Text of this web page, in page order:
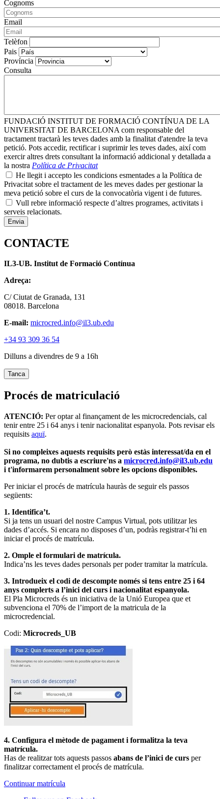
Cognoms
Email
Telèfon
Pais
Província
Consulta
FUNDACIÓ INSTITUT DE FORMACIÓ CONTÍNUA DE LA
UNIVERSITAT DE BARCELONA com responsable del
tractament tractarà les teves dades amb la finalitat d'atendre la teva
petició. Pots accedir, rectificar i suprimir les teves dades, així com
exercir altres drets consultant la informació addicional y detallada a
la nostra Política de Privacitat
He llegit i accepto les condicions esmentades a la Política de
Privacitat sobre el tractament de les meves dades per gestionar la
meva petició sobre el curs de la convocatòria vigent i de futures.
Vull rebre informació respecte d’altres programes, activitats i
serveis relacionats.
CONTACTE
IL3-UB. Institut de Formació Contínua
Adreça:
C/ Ciutat de Granada, 131
08018. Barcelona
E-mail: microcred.info@il3.ub.edu
+34 93 309 36 54
Dilluns a divendres de 9 a 16h
Tanca
Procés de matriculació
ATENCIÓ: Per optar al finançament de les microcredencials, cal
tenir entre 25 i 64 anys i tenir nacionalitat espanyola. Pots revisar els
requisits aquï.
Si no compleixes aquests requisits però estàs interessat/da en el
programa, no dubtis a escriure'ns a microcred.info@il3.ub.edu
i t'informarem personalment sobre les opcions disponibles.
Per iniciar el procés de matrícula hauràs de seguir els passos
següents:
1. Identifica’t.
Si ja tens un usuari del nostre Campus Virtual, pots utilitzar les
dades d’accés. Si encara no disposes d’un, podràs registrar-t’hi en
iniciar el procés de matrícula.
2. Omple el formulari de matrícula.
Indica’ns les teves dades personals per poder tramitar la matrícula.
3. Introdueix el codi de descompte només si tens entre 25 i 64
anys complerts a l’inici del curs i nacionalitat espanyola.
El Pla Microcreds és un iniciativa de la Unió Europea que et
subvenciona el 70% de l’import de la matricula de la
microcredencial.
Codi: Microcreds_UB
4. Configura el mètode de pagament i formalitza la teva
matrícula.
Has de realitzar tots aquests passos abans de l’inici de curs per
finalitzar correctament el procés de matrícula.
Continuar matrícula